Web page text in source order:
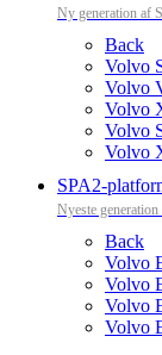
Ny generation af
Back
Volvo
Volvo
Volvo
Volvo
Volvo
SPA2-
Nyeste
Back
Volvo
Volvo
Volvo
Volvo